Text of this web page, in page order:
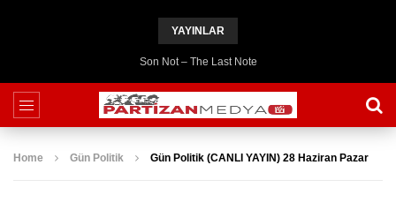
YAYINLAR
Son Not – The Last Note
Home Gün Politik Gün Politik (CANLI YAYIN) 28 Haziran Pazar